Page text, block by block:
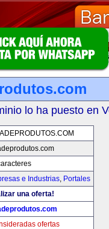
lo ha puesto en
e Industrias, Portales
una oferta!
ofertas